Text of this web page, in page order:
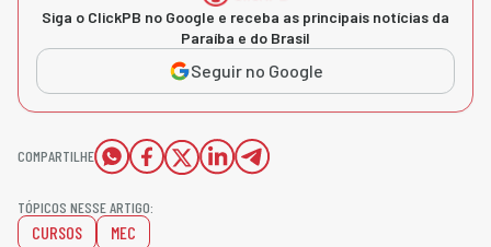
Siga o ClickPB no Google e receba as principais notícias da
Paraíba e do Brasil
Seguir no Google
COMPARTILHE
TÓPICOS NESSE ARTIGO:
CURSOS MEC